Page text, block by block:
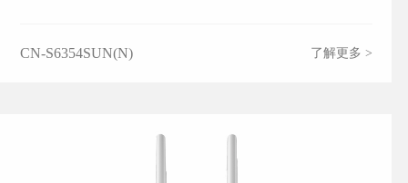
CN-S6354SUN(N) 了解更多 >